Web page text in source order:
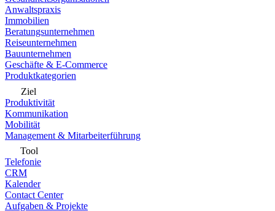
Anwaltspraxis
Immobilien
Beratungsunternehmen
Reiseunternehmen
Bauunternehmen
Geschäfte & E-Commerce
Produktkategorien
Ziel
Produktivität
Kommunikation
Mobilität
Management & Mitarbeiterführung
Tool
Telefonie
CRM
Kalender
Contact Center
Aufgaben & Projekte